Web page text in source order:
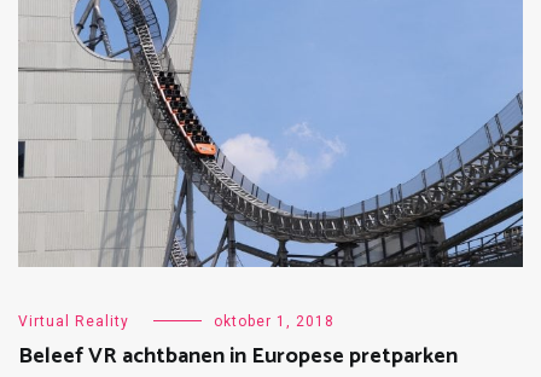
Virtual Reality oktober 1, 2018
Beleef VR achtbanen in Europese pretparken